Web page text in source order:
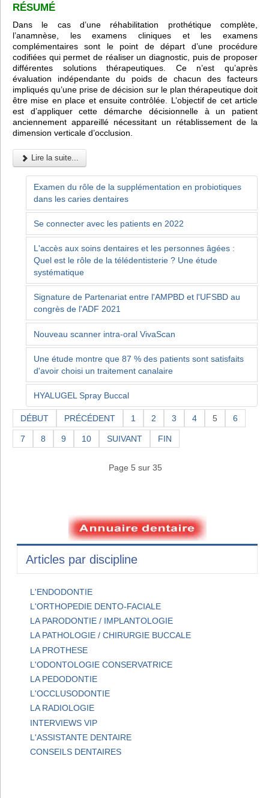
RÉSUMÉ
Dans le cas d’une réhabilitation prothétique complète,
l’anamnèse, les examens cliniques et les examens
complémentaires sont le point de départ d’une procédure
codifiées qui permet de réaliser un diagnostic, puis de proposer
différentes solutions thérapeutiques. Ce n’est qu’après
évaluation indépendante du poids de chacun des facteurs
impliqués qu’une prise de décision sur le plan thérapeutique doit
être mise en place et ensuite contrôlée. L’objectif de cet article
est d’appliquer cette démarche décisionnelle à un patient
anciennement appareillé nécessitant un rétablissement de la
dimension verticale d’occlusion.
Lire la suite...
Examen du rôle de la supplémentation en probiotiques
dans les caries dentaires
Se connecter avec les patients en 2022
L'accès aux soins dentaires et les personnes âgées :
Quel est le rôle de la télédentisterie ? Une étude
systématique
Signature de Partenariat entre l'AMPBD et l'UFSBD au
congrès de l'ADF 2021
Nouveau scanner intra-oral VivaScan
Une étude montre que 87 % des patients sont satisfaits
d'avoir choisi un traitement canalaire
HYALUGEL Spray Buccal
DÉBUT PRÉCÉDENT 1 2 3 4 5 6
7 8 9 10 SUIVANT FIN
Page 5 sur 35
Articles par discipline
L'ENDODONTIE
L'ORTHOPEDIE DENTO-FACIALE
LA PARODONTIE / IMPLANTOLOGIE
LA PATHOLOGIE / CHIRURGIE BUCCALE
LA PROTHESE
L'ODONTOLOGIE CONSERVATRICE
LA PEDODONTIE
L'OCCLUSODONTIE
LA RADIOLOGIE
INTERVIEWS VIP
L'ASSISTANTE DENTAIRE
CONSEILS DENTAIRES